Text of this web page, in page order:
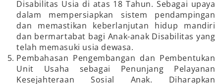
Disabilitas Usia di atas 18 Tahun. Sebagai upaya
dalam mempersiapkan sistem pendampingan
dan memastikan keberlanjutan hidup mandiri
dan bermartabat bagi Anak-anak Disabilitas yang
telah memasuki usia dewasa.
Pembahasan Pengembangan dan Pembentukan
Unit Usaha sebagai Penunjang Pelayanan
Kesejahteraan Sosial Anak. Diharapkan